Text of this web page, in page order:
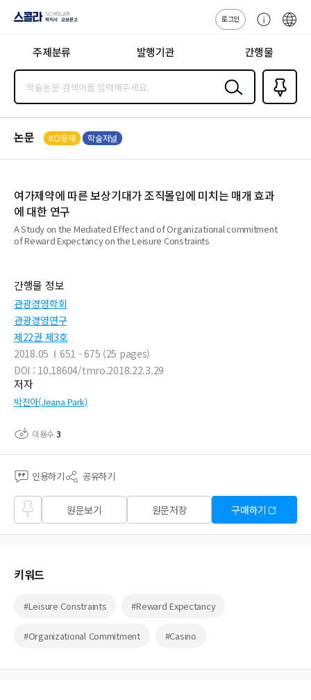
지사·교보문고
로그인
센
주제분류 발행기관 간행물
검색
즐겨찾
기0
논문 KCI등재 학술저널
여가제약에 따른 보상기대가 조직몰입에 미치는 매개 효과
에 대한 연구
A Study on the Mediated Effect and of Organizational commitment
of Reward Expectancy on the Leisure Constraints
간행물 정보
관광경영학회
관광경영연구
제22권 제3호
2018.05
651 - 675 (25 pages)
DOI : 10.18604/tmro.2018.22.3.29
저자
박진아(Jeana Park)
이용수3
인용하기 공유하기
즐겨
찾기
원문보기 원문저장 구매하기
키워드
#Leisure Constraints #Reward Expectancy
#Organizational Commitment #Casino